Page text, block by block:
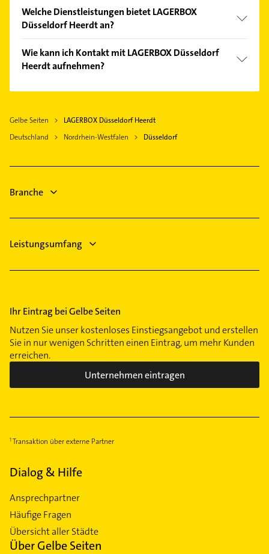
Welche Dienstleistungen bietet LAGERBOX
Düsseldorf Heerdt an?
Selfstorage, Büroraum mieten, Paketannahme,
Postfach und Raumrechner.
Wie kann ich Kontakt mit LAGERBOX Düsseldorf
Heerdt aufnehmen?
Mail in unserem Kontaktdaten-Bereich auswählen.
Hier finden Sie alleKontaktdaten.
Gelbe Seiten
LAGERBOX Düsseldorf Heerdt
Deutschland
Nordrhein-Westfalen Düsseldorf
Branche
Leistungsumfang
Ihr Eintrag bei Gelbe Seiten
Nutzen Sie unser kostenloses Einstiegsangebot und erstellen
Sie in nur wenigen Schritten einen Eintrag, um mehr Kunden
erreichen.
Unternehmen eintragen
Transaktion über externe Partner
Dialog & Hilfe
Ansprechpartner
Häufige Fragen
Übersicht aller Städte
Über Gelbe Seiten